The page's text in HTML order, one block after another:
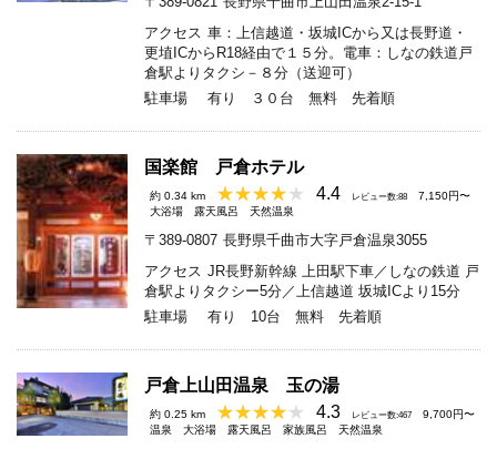
アクセス 車：上信越道・坂城ICから又は長野道・
更埴ICからR18経由で１５分。電車：しなの鉄道戸
倉駅よりタクシ－８分（送迎可）
駐車場
有り ３０台 無料 先着順
国楽館 戸倉ホテル
約 0.34 km 4.4 レビュー数:88
7,150円〜
大浴場
露天風呂 天然温泉
〒389-0807 長野県千曲市大字戸倉温泉3055
アクセス JR長野新幹線 上田駅下車／しなの鉄道 戸
倉駅よりタクシー5分／上信越道 坂城ICより15分
駐車場
有り 10台 無料 先着順
戸倉上山田温泉 玉の湯
約 0.25 km 4.3 レビュー数:467
9,700円〜
温泉
大浴場 露天風呂 家族風呂 天然温泉